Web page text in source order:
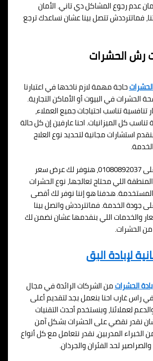
عدم رجوع المشاكل دي تاني. الأمان
فماتترددش تتصل بينا عشان نساعدك ترجع
رش الحشرات
حاجة مهمة لازم ناخدها في اعتبارنا
الحشرات في البيوت أو الأماكن التجارية.
تنافسية تناسب احتياجات جميع العملاء،
كل الميزانيات. احنا عارفين إن كل حالة
استشارات مجانية لتحديد نوع العلاج
لما تتواصل معانا على 01080892037، هنوفر لك عرض سعر
اللي محتاج تعالجها، نوع الحشرات
هدفنا هو إننا نوفر لك أقصى
جودة الخدمة. فماتترددش واتصل بينا
والخدمات اللي بنقدمها عشان نضمن لك
الحشرات.
لإبادة البق
الحشراتمن الشركات الرائدة في مجال
راس غارب احنا بنعمل بجد لتقديم أعلى
لعملائنا، وبنستخدم أحدث التقنيات
نقدر نقضي على الحشرات بشكل آمن
المدربين، نقدر نتعامل مع كل أنواع
لحد الفئران والجرذان.